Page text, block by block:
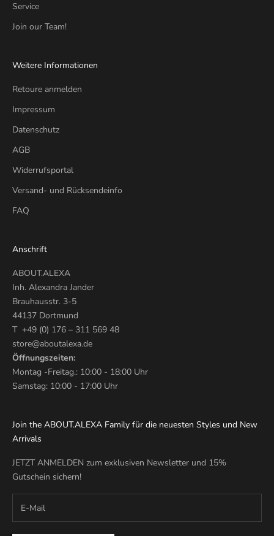
Service
Join our Team!
Weitere Informationen
Retoure anmelden
Impressum
Datenschutz
AGB
Widerrufsportal
Versand- und Rücksendeinfo
FAQ
Anschrift
ABOUT.ALEXA
Inh. Alexandra Jander
Brauhausstr. 3-5
44137 Dortmund
T +49 (0) 176 – 311 569 48
store@aboutalexa.de
Öffnungszeiten:
Montag -Freitag.: 10:00 - 18:00 Uhr
Samstag: 10:00 - 17:00 Uhr
Join the ABOUT.ALEXA Family für die neuesten Styles und New
Arrivals
JETZT ANMELDEN zum exklusiven Newsletter und 15%
Gutschein sichern!